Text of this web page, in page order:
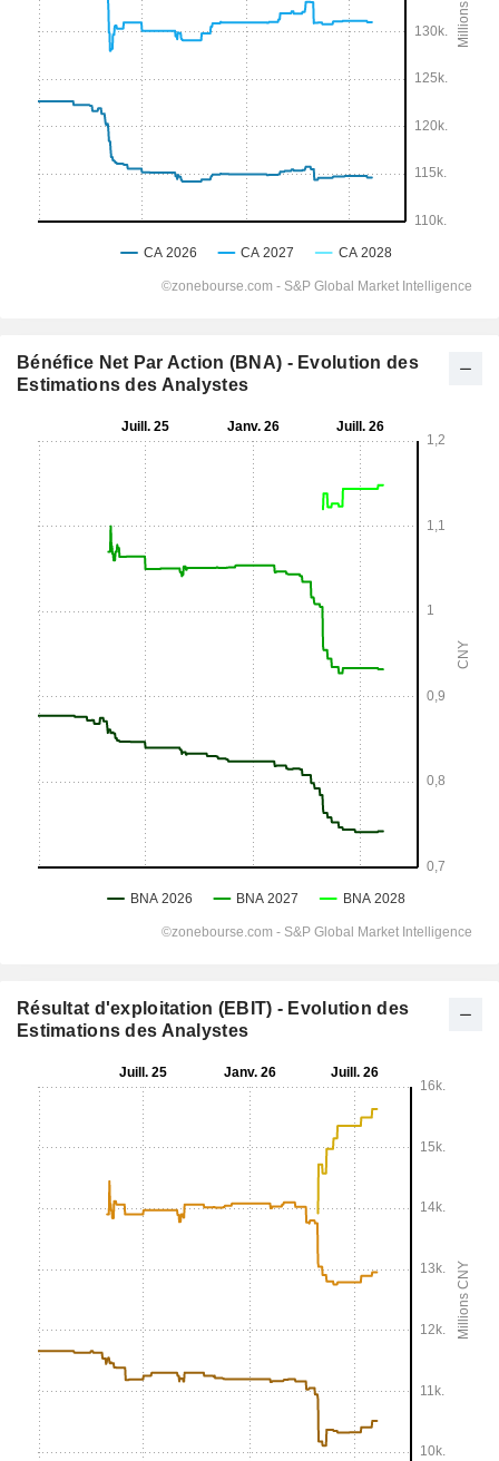
Bénéfice Net Par Action (BNA) - Evolution des
Estimations des Analystes
Résultat d'exploitation (EBIT) - Evolution des
Estimations des Analystes